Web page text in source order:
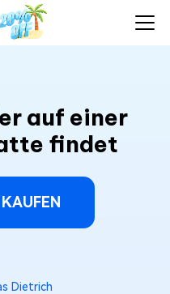
auf einer
findet
Dietrich